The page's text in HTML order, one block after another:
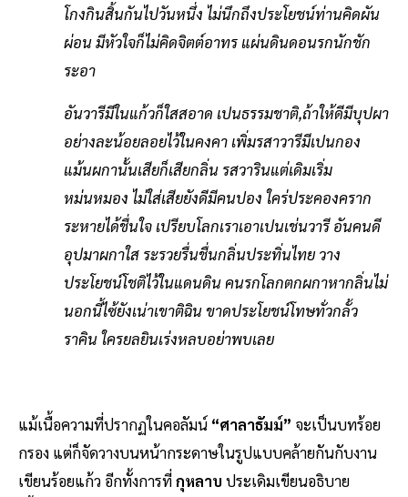
โกงกินสิ้นกันไปวันหนึ่ง ไม่นึกถึงประโยชน์ท่านคิดผัน
ผ่อน มีหัวใจก็ไม่คิดจิตต์อาทร แผ่นดินดอนรกนักชัก
ระอา
อันวารีมีในแก้วก็ใสสอาด เปนธรรมชาติ,ถ้าให้ดีมีบุปผา
อย่างละน้อยลอยไว้ในคงคา เพิ่มรสาวารีมีเปนกอง
แม้นผกานั้นเสียก็เสียกลิ่น รสวารินแต่เดิมเริ่ม
หม่นหมอง ไม่ใส่เสียยังดีมีคนปอง ใคร่ประคองคราก
ระหายได้ชื่นใจ เปรียบโลกเราเอาเปนเช่นวารี อันคนดี
อุปมาผกาใส ระรวยรื่นชื่นกลิ่นประทิ่นไทย วาง
ประโยชน์โชติไว้ในแดนดิน คนรกโลกตกผกาหากลิ่นไม่
นอกนี้ไซ้ยังเน่าเขาติฉิน ขาดประโยชน์โทษทั่วกลั้ว
ราคิน ใครยลยินเร่งหลบอย่าพบเลย
แม้เนื้อความที่ปรากฏในคอลัมน์ “ศาลาธัมม์” จะเป็นบทร้อย
กรอง แต่ก็จัดวางบนหน้ากระดาษในรูปแบบคล้ายกันกับงาน
เขียนร้อยแก้ว อีกทั้งการที่กุหลาบ ประเดิมเขียนอธิบาย